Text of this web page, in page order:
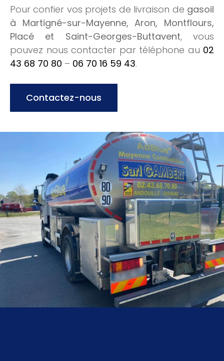
Pour confier vos projets de livraison de gasoil
à Martigné-sur-Mayenne, Aron, Montflours,
Placé et Saint-Georges-Buttavent, vous
pouvez nous contacter par téléphone au 02
43 68 70 80 – 06 70 16 59 43.
Contactez-nous